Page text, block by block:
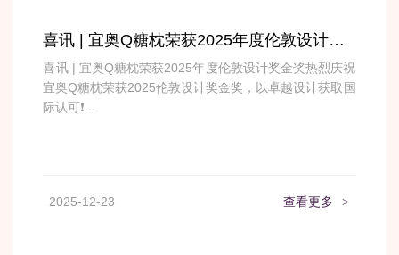
喜讯 | 宜奥Q糖枕荣获2025年度伦敦设计奖金奖
喜讯 | 宜奥Q糖枕荣获2025年度伦敦设计奖金奖热烈庆祝
宜奥Q糖枕荣获2025伦敦设计奖金奖，以卓越设计获取国
际认可❗...
2025-12-23 查看更多 >